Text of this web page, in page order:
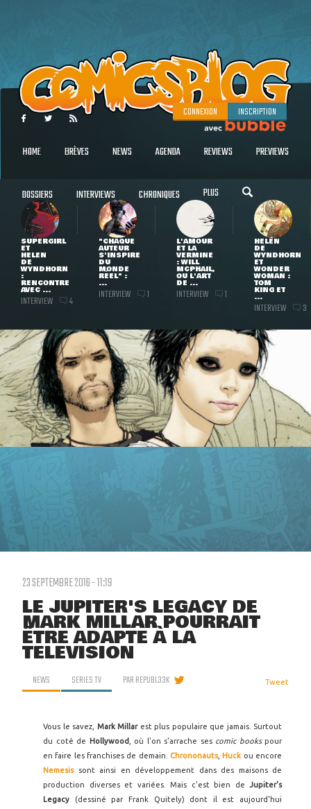
CONNEXION INSCRIPTION
HOME BRÈVES NEWS AGENDA REVIEWS PREVIEWS
DOSSIERS INTERVIEWS CHRONIQUES PLUS
SUPERGIRL
ET
HELEN
DE
WYNDHORN
:
RENCONTRE
AVEC ...
INTERVIEW 4
"CHAQUE
AUTEUR
S'INSPIRE
DU
MONDE
RÉEL" :
...
INTERVIEW 1
L'AMOUR
ET LA
VERMINE
: WILL
MCPHAIL,
OU L'ART
DE ...
INTERVIEW 1
HELEN
DE
WYNDHORN
ET
WONDER
WOMAN :
TOM
KING ET
...
INTERVIEW 3
23 SEPTEMBRE 2016 - 11:19
LE JUPITER'S LEGACY DE
MARK MILLAR POURRAIT
ÊTRE ADAPTÉ À LA
TÉLÉVISION
NEWS SERIES TV PARREPUBL33K Tweet
Vous le savez, Mark Millar est plus populaire que jamais. Surtout
du coté de Hollywood , où l'on s'arrache sescomic books pour
en faire les franchises de demain. Chrononauts, Huck ou encore
Nemesis sont ainsi en développement dans des maisons de
production diverses et variées. Mais c'est bien de Jupiter's
Legacy (dessiné par Frank Quitely) dont il est aujourd'hui